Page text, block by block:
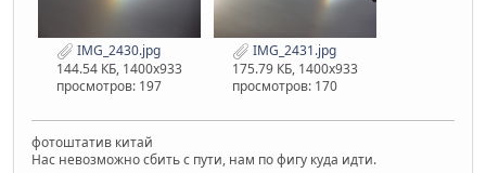
IMG_2430.jpg
144.54 КБ, 1400x933
просмотров: 197
IMG_2431.jpg
175.79 КБ, 1400x933
просмотров: 170
фотоштатив китай
Нас невозможно сбить с пути, нам по фигу куда идти.